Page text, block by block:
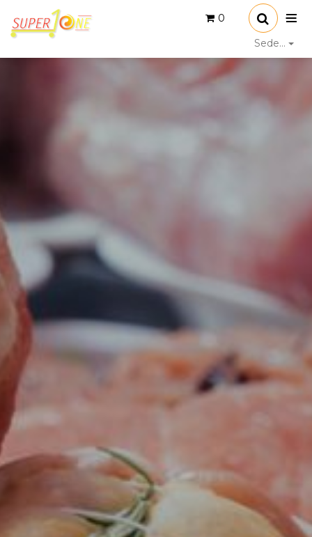
0
Sede...